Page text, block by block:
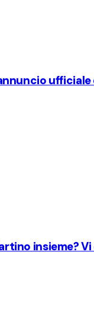
insieme?